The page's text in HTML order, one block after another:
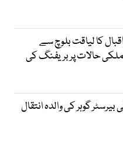
کا لیاقت بلوچ سے
ملکی حالات پر بریفنگ کی
گوہر کی والدہ انتقال